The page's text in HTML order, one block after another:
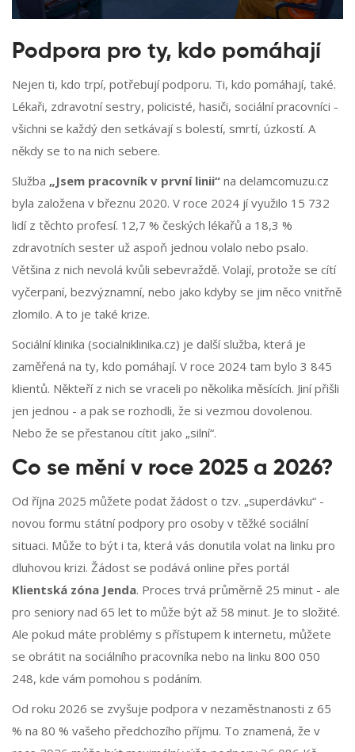
Podpora pro ty, kdo pomáhají
Nejen ti, kdo trpí, potřebují podporu. Ti, kdo pomáhají, také.
Lékaři, zdravotní sestry, policisté, hasiči, sociální pracovníci -
všichni se každý den setkávají s bolestí, smrtí, úzkostí. A
někdy se to na nich sebere.
Služba „Jsem pracovník v první linii“ na delamcomuzu.cz
byla založena v březnu 2020. V roce 2024 jí využilo 15 732
lidí z těchto profesí. 12,7 % českých lékařů a 18,3 %
zdravotních sester už aspoň jednou volalo nebo psalo.
Většina z nich nevolá kvůli sebevraždě. Volají, protože se cítí
vyčerpaní, bezvýznamní, nebo jako kdyby se jim něco vnitřně
zlomilo. A to je také krize.
Sociální klinika (socialniklinika.cz) je další služba, která je
zaměřená na ty, kdo pomáhají. V roce 2024 tam bylo 3 845
klientů. Někteří z nich se vraceli po několika měsících. Jiní přišli
jen jednou - a pak se rozhodli, že si vezmou dovolenou.
Nebo že se přestanou cítit jako „silní“.
Co se mění v roce 2025 a 2026?
Od října 2025 můžete podat žádost o tzv. „superdávku“ -
novou formu státní podpory pro osoby v těžké sociální
situaci. Může to být i ta, která vás donutila volat na linku pro
dluhovou krizi. Žádost se podává online přes portál
Klientská zóna Jenda. Proces trvá průměrně 25 minut - ale
pro seniory nad 65 let to může být až 58 minut. Je to složité.
Ale pokud máte problémy s přístupem k internetu, můžete
se obrátit na sociálního pracovníka nebo na linku 800 050
248, kde vám pomohou s podáním.
Od roku 2026 se zvyšuje podpora v nezaměstnanosti z 65
% na 80 % vašeho předchozího příjmu. To znamená, že v